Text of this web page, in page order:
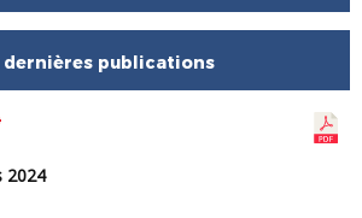
dernières publications
2024